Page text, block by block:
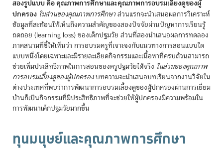
สองรูปแบบ คือ คุณภาพการศึกษาและคุณภาพการอบรมเลี้ยงดูของผู้
ปกครอง ในส่วนของคุณภาพการศึกษาส่วนแรกจะนำเสนอผลการวิเคราะห์
ข้อมูลที่สะท้อนให้เห็นถึงความสำคัญของสองปัจจัยผ่านปัญหาการเรียนรู้
ถดถอย (learning loss) ของเด็กปฐมวัย ส่วนที่สองนำเสนอผลการทดลอง
ภาคสนามที่ชี้ให้เห็นว่า การอบรมครูที่เจาะจงกับแนวทางการสอนแบบใด
แบบหนึ่งโดยเฉพาะและมีรายละเอียดกิจกรรมและเนื้อหาที่ครบถ้วนสามารถ
ช่วยเพิ่มประสิทธิภาพในการสอนของครูปฐมวัยได้จริง ในส่วนของคุณภาพ
การอบรมเลี้ยงดูของผู้ปกครองบทความจะนำเสนอบทเรียนจากงานวิจัยใน
ต่างประเทศที่พบว่าการพัฒนาการอบรมเลี้ยงดูของผู้ปกครองผ่านการเยี่ยม
บ้านก็เป็นกิจกรรมที่มีประสิทธิภาพที่จะช่วยให้ผู้ปกครองมีความพร้อมใน
การพัฒนาเด็กปฐมวัยมากขึ้น
ทุนมนุษย์และคุณภาพการศึกษา